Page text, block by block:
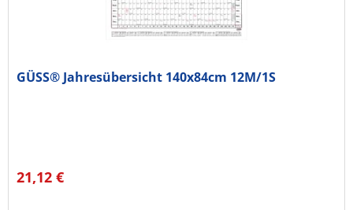
GÜSS® Jahresübersicht 140x84cm 12M/1S
21,12 €